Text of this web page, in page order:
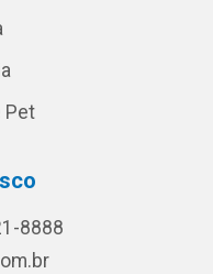
Pet
8888